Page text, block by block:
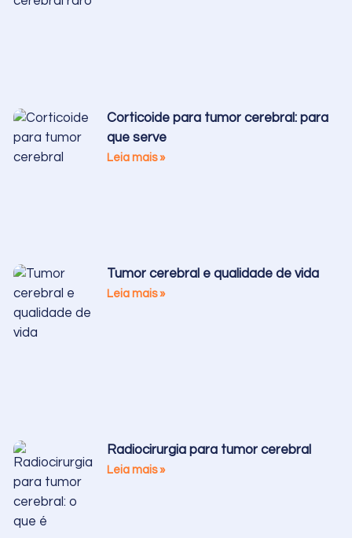
Corticoide para tumor cerebral: para
que serve
Leia mais »
Tumor cerebral e qualidade de vida
Leia mais »
Radiocirurgia para tumor cerebral
Leia mais »